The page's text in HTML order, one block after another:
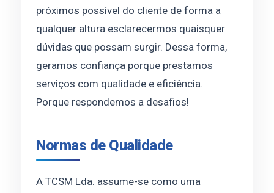
próximos possível do cliente de forma a
qualquer altura esclarecermos quaisquer
dúvidas que possam surgir. Dessa forma,
geramos confiança porque prestamos
serviços com qualidade e eficiência.
Porque respondemos a desafios!
Normas de Qualidade
A TCSM Lda. assume-se como uma